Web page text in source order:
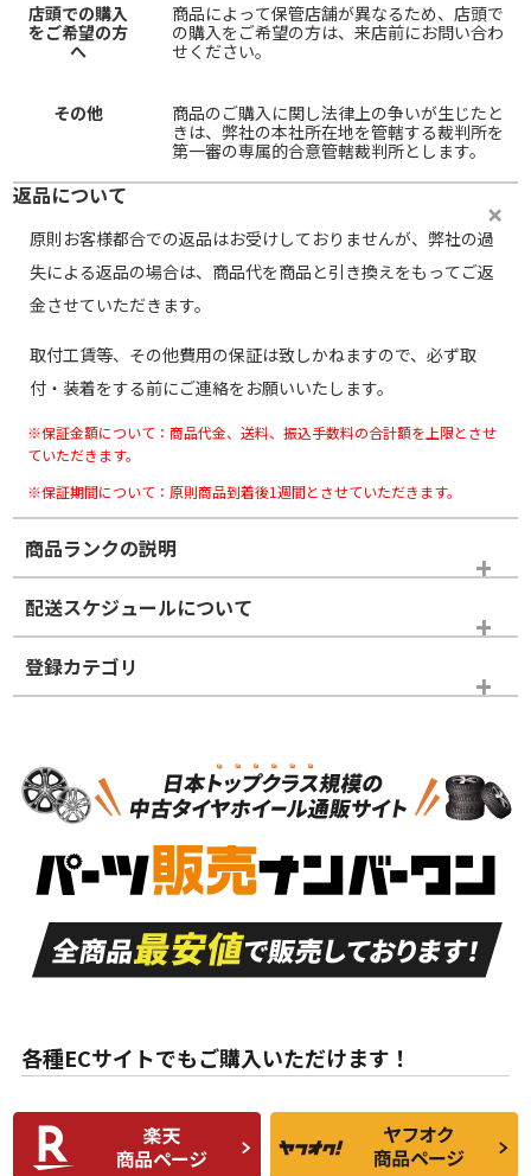
店頭での購入
をご希望の方
へ
商品によって保管店舗が異なるため、店頭で
の購入をご希望の方は、来店前にお問い合わ
せください。
その他
商品のご購入に関し法律上の争いが生じたと
きは、弊社の本社所在地を管轄する裁判所を
第一審の専属的合意管轄裁判所とします。
返品について
原則お客様都合での返品はお受けしておりませんが、弊社の過
失による返品の場合は、商品代を商品と引き換えをもってご返
金させていただきます。
取付工賃等、その他費用の保証は致しかねますので、必ず取
付・装着をする前にご連絡をお願いいたします。
※保証金額について：商品代金、送料、振込手数料の合計額を上限とさせ
ていただきます。
※保証期間について：原則商品到着後1週間とさせていただきます。
商品ランクの説明
※商品ランクは出品者の主観により判断しておりますので、あら
かじめご了承ください。
ホイールランク
S
品）
S
新車外し品（新古
付き
A
走行距離も少なく、
目立つ傷もほとんど
ない中古品
A
走行距離も少なく、
非常に状態の良い中
古品
な中古品
んどない中古品
C
比較的きれいな中古
品
C
られるが、使用に問
題のない中古品
配送スケジュールについて
登録カテゴリ
スタッドレスタイヤホイールセット
各種ECサイトでもご購入いただけます！